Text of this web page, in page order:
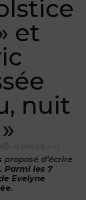
et
nuit
06 JANVIER 2023
proposé d’écrire
Parmi les 7
Evelyne